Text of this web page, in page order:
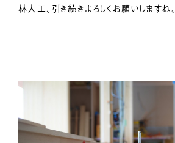
林大工、引き続きよろしくお願いしますね。